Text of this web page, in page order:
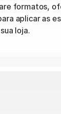
formatos,
aplicar as
loja.